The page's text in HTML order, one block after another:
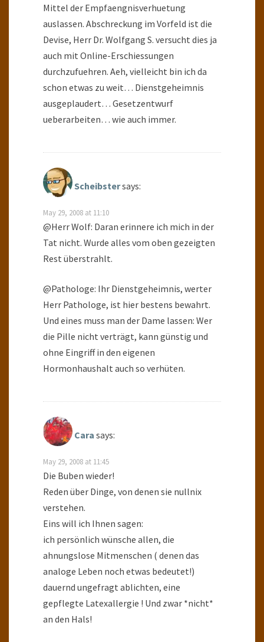
Mittel der Empfaengnisverhuetung
auslassen. Abschreckung im Vorfeld ist die
Devise, Herr Dr. Wolfgang S. versucht dies ja
auch mit Online-Erschiessungen
durchzufuehren. Aeh, vielleicht bin ich da
schon etwas zu weit… Dienstgeheimnis
ausgeplaudert… Gesetzentwurf
ueberarbeiten… wie auch immer.
Scheibstersays:
May 29, 2008 at 11:10
@Herr Wolf: Daran erinnere ich mich in der
Tat nicht. Wurde alles vom oben gezeigten
Rest überstrahlt.
@Pathologe: Ihr Dienstgeheimnis, werter
Herr Pathologe, ist hier bestens bewahrt.
Und eines muss man der Dame lassen: Wer
die Pille nicht verträgt, kann günstig und
ohne Eingriff in den eigenen
Hormonhaushalt auch so verhüten.
Cara says:
May 29, 2008 at 11:45
Die Buben wieder!
Reden über Dinge, von denen sie nullnix
verstehen.
Eins will ich Ihnen sagen:
ich persönlich wünsche allen, die
ahnungslose Mitmenschen ( denen das
analoge Leben noch etwas bedeutet!)
dauernd ungefragt ablichten, eine
gepflegte Latexallergie ! Und zwar *nicht*
an den Hals!